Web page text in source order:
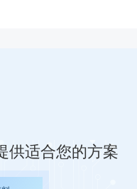
供适合您的方案